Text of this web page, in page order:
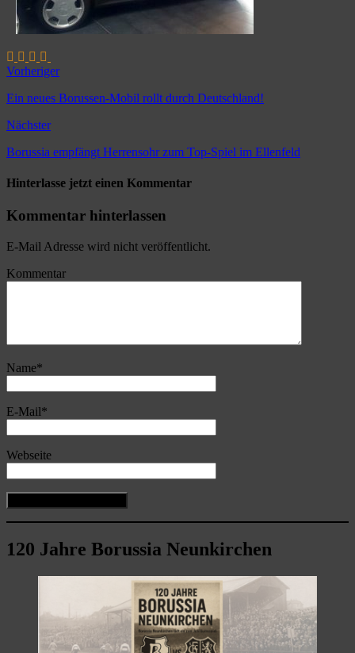
Vorheriger
Ein neues Borussen-Mobil rollt durch Deutschland!
Nächster
Borussia empfängt Herrensohr zum Top-Spiel im Ellenfeld
Hinterlasse jetzt einen Kommentar
Kommentar hinterlassen
E-Mail Adresse wird nicht veröffentlicht.
Kommentar
Name*
E-Mail*
Webseite
120 Jahre Borussia Neunkirchen